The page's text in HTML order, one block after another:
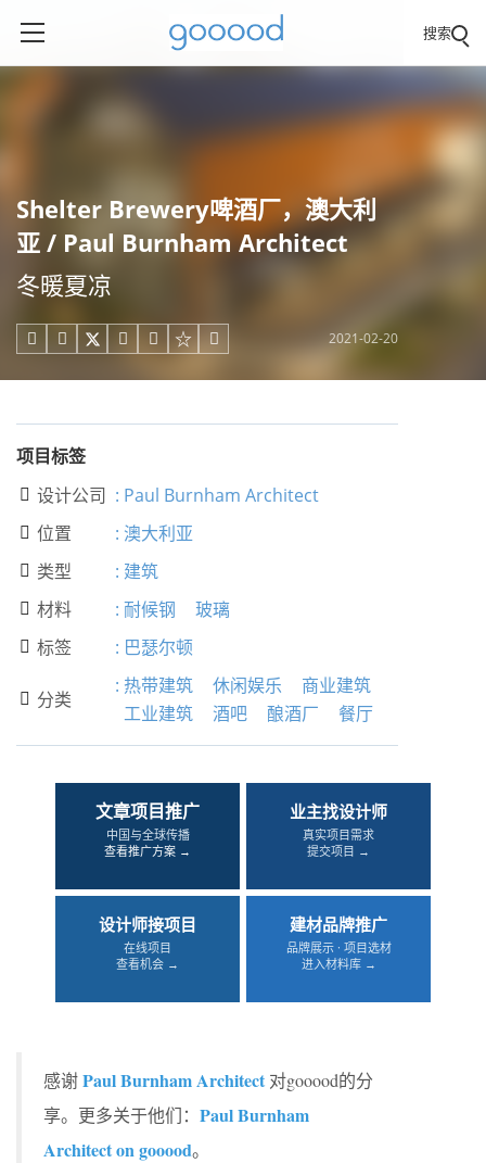
搜索
Shelter Brewery啤酒厂，澳大利
亚 / Paul Burnham Architect
冬暖夏凉
     2021-02-20
项目标签
 设计公司 : Paul Burnham Architect
 位置 : 澳大利亚
 类型 : 建筑
 材料 : 耐候钢 玻璃
 标签 : 巴瑟尔顿
 分类
: 热带建筑 休闲娱乐
商业建筑
工业建筑
酒吧 酿酒厂 餐厅
文章项目推广
中国与全球传播
查看推广方案 →
业主找设计师
真实项目需求
提交项目 →
设计师接项目
在线项目
查看机会 →
建材品牌推广
品牌展示 · 项目选材
进入材料库 →
感谢Paul Burnham Architect 对gooood的分
享。更多关于他们： Paul Burnham
Architect on gooood。